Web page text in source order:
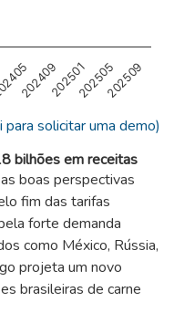
202409202501202505202509
para solicitar uma demo)
bilhões em receitas
boas perspectivas
fim das tarifas
forte demanda
como México, Rússia,
projeta um novo
brasileiras de carne